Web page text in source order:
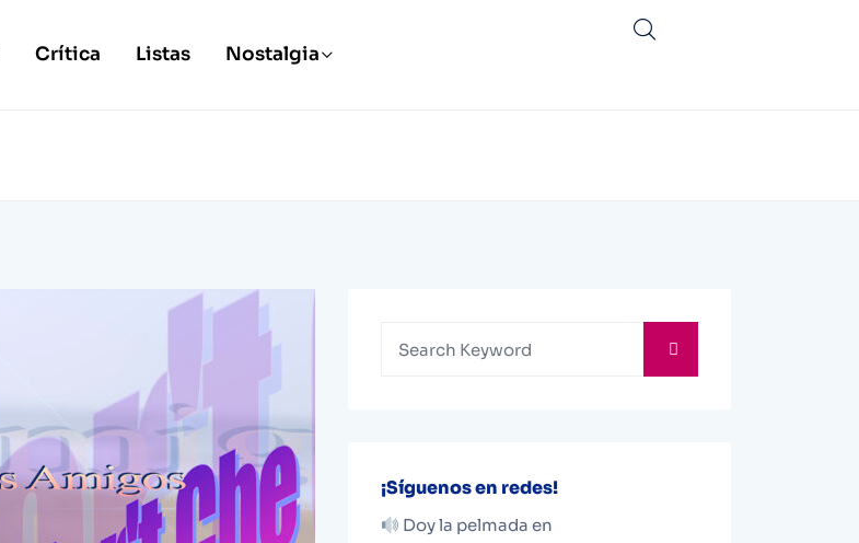
Crítica Listas Nostalgia
¡Síguenos en redes!
Doy la pelmada en